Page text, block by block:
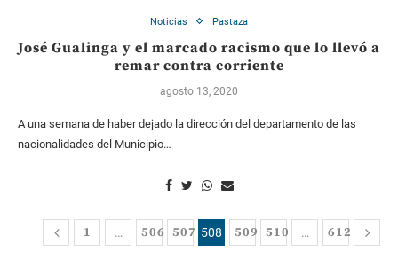
Noticias Pastaza
José Gualinga y el marcado racismo que lo llevó a
remar contra corriente
agosto 13, 2020
A una semana de haber dejado la dirección del departamento de las
nacionalidades del Municipio…
1 … 506 507 508 509 510 … 612